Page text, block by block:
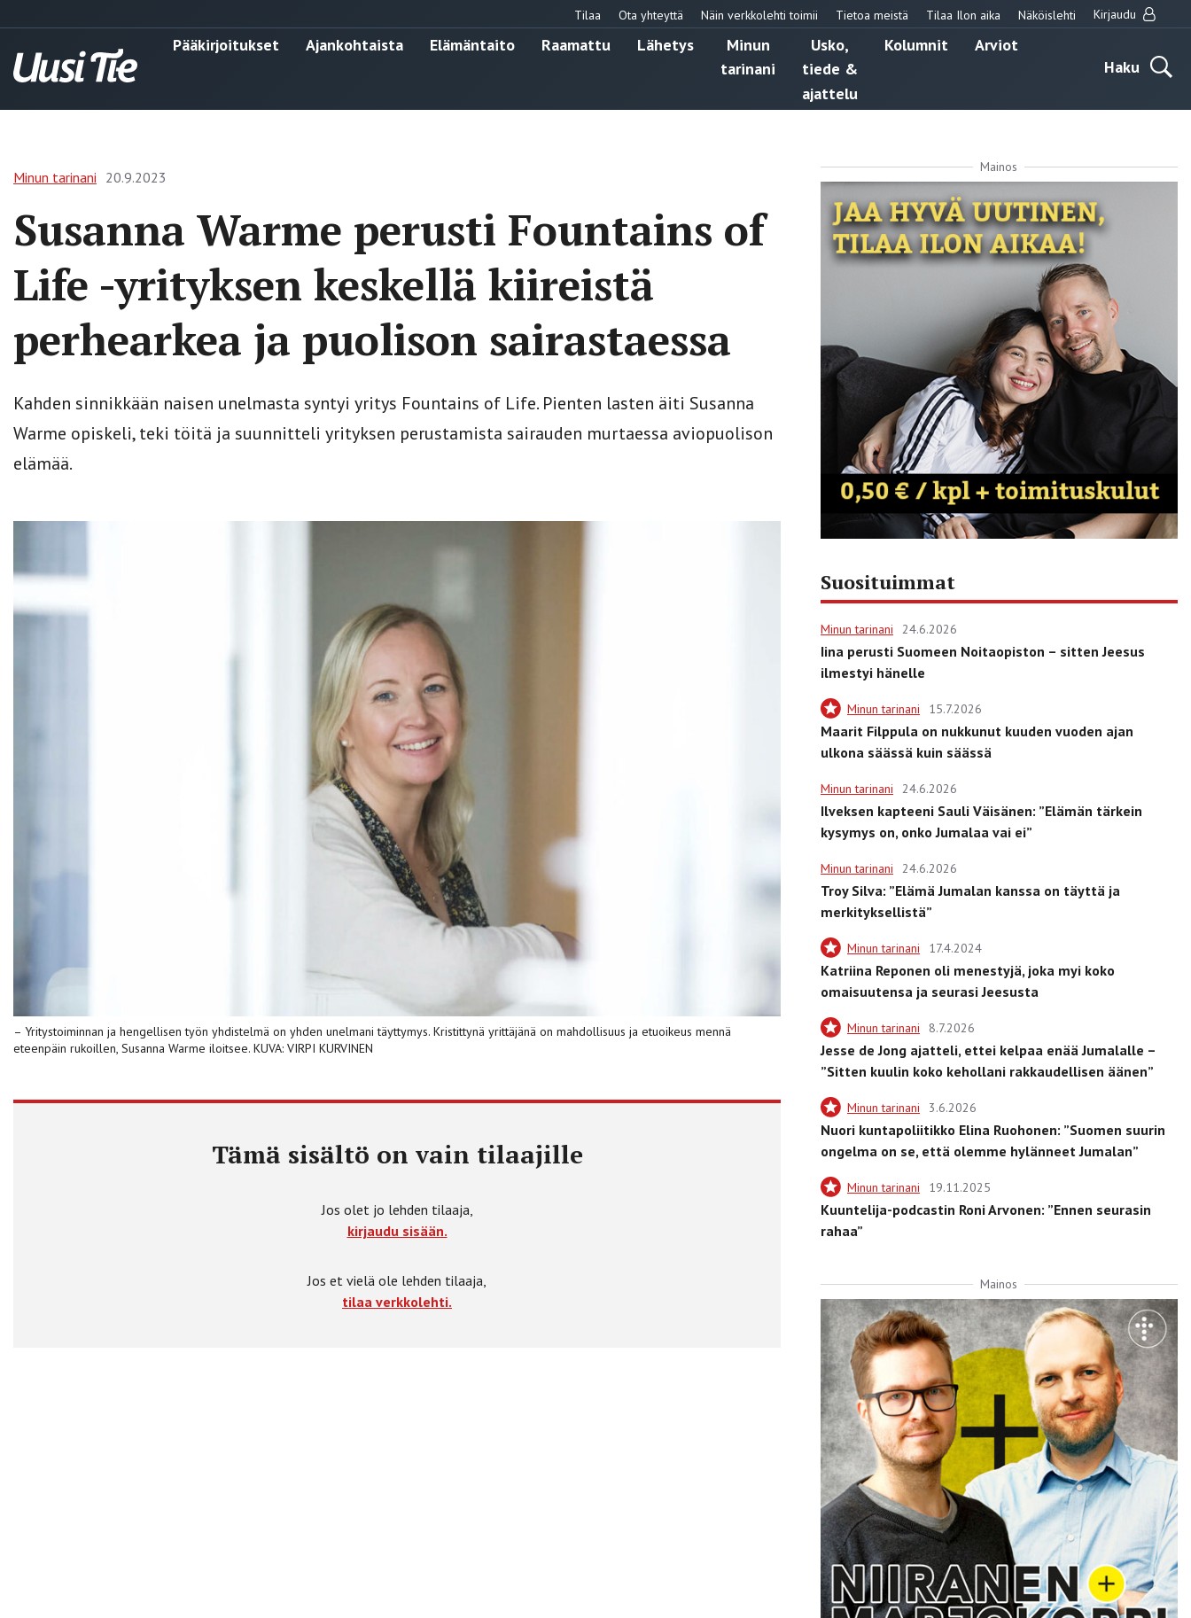
Tilaa Ota yhteyttä Näin verkkolehti toimii Tietoa meistä Tilaa Ilon aika Näköislehti Kirjaudu
Pääkirjoitukset Ajankohtaista Elämäntaito Raamattu Lähetys
Minun
tarinani
Usko,
tiede &
ajattelu
Kolumnit
Arviot
Haku
Minun tarinani 20.9.2023
Susanna Warme perusti Fountains of
Life -yrityksen keskellä kiireistä
perhearkea ja puolison sairastaessa
Kahden sinnikkään naisen unelmasta syntyi yritys Fountains of Life. Pienten lasten äiti Susanna
Warme opiskeli, teki töitä ja suunnitteli yrityksen perustamista sairauden murtaessa aviopuolison
elämää.
– Yritystoiminnan ja hengellisen työn yhdistelmä on yhden unelmani täyttymys. Kristittynä yrittäjänä on mahdollisuus ja etuoikeus mennä
eteenpäin rukoillen, Susanna Warme iloitsee. KUVA: VIRPI KURVINEN
Tämä sisältö on vain tilaajille
Jos olet jo lehden tilaaja,
kirjaudu sisään.
Jos et vielä ole lehden tilaaja,
tilaa verkkolehti.
Mainos
Suosituimmat
Minun tarinani 24.6.2026
Iina perusti Suomeen Noitaopiston – sitten Jeesus
ilmestyi hänelle
Minun tarinani 15.7.2026
Maarit Filppula on nukkunut kuuden vuoden ajan
ulkona säässä kuin säässä
Minun tarinani 24.6.2026
Ilveksen kapteeni Sauli Väisänen: ”Elämän tärkein
kysymys on, onko Jumalaa vai ei”
Minun tarinani 24.6.2026
Troy Silva: ”Elämä Jumalan kanssa on täyttä ja
merkityksellistä”
Minun tarinani 17.4.2024
Katriina Reponen oli menestyjä, joka myi koko
omaisuutensa ja seurasi Jeesusta
Minun tarinani 8.7.2026
Jesse de Jong ajatteli, ettei kelpaa enää Jumalalle –
”Sitten kuulin koko kehollani rakkaudellisen äänen”
Minun tarinani 3.6.2026
Nuori kuntapoliitikko Elina Ruohonen: ”Suomen suurin
ongelma on se, että olemme hylänneet Jumalan”
Minun tarinani 19.11.2025
Kuuntelija-podcastin Roni Arvonen: ”Ennen seurasin
rahaa”
Mainos